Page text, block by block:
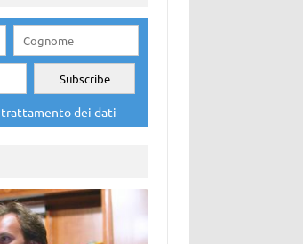
trattamento dei dati